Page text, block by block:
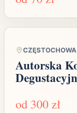
CZĘSTOCHOWA
Autorska
od 300 zł